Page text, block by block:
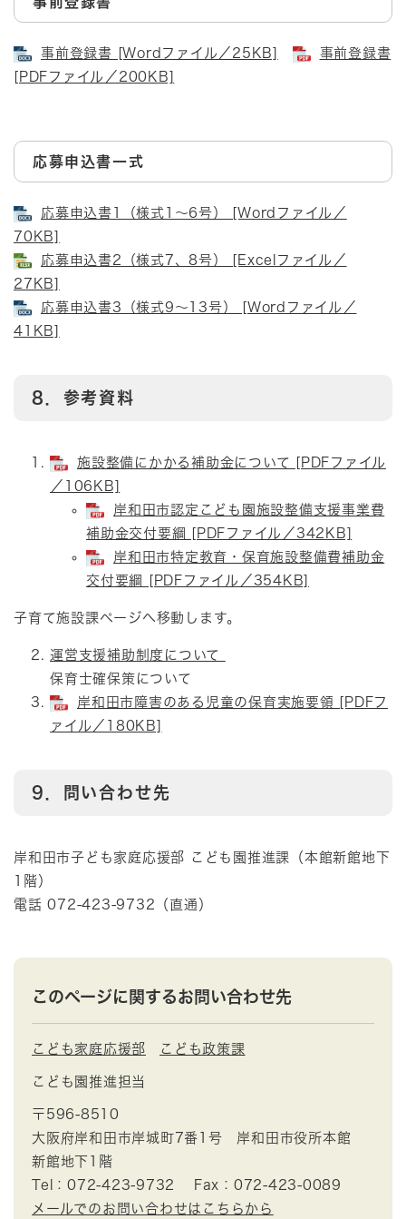
事前登録書 [Wordファイル／25KB]
事前登録書
[PDFファイル／200KB]
応募申込書一式
応募申込書1（様式1～6号） [Wordファイル／
70KB]
応募申込書2（様式7、8号） [Excelファイル／
27KB]
応募申込書3（様式9～13号） [Wordファイル／
41KB]
8．参考資料
施設整備にかかる補助金について [PDFファイル
／106KB]
岸和田市認定こども園施設整備支援事業費
補助金交付要綱 [PDFファイル／342KB]
岸和田市特定教育・保育施設整備費補助金
交付要綱 [PDFファイル／354KB]
子育て施設課ページへ移動します。
運営支援補助制度について
保育士確保策について
岸和田市障害のある児童の保育実施要領 [PDFフ
ァイル／180KB]
9．問い合わせ先
岸和田市子ども家庭応援部 こども園推進課（本館新館地下
1階）
電話 072-423-9732（直通）
このページに関するお問い合わせ先
こども家庭応援部 こども政策課
こども園推進担当
〒596-8510
大阪府岸和田市岸城町7番1号 岸和田市役所本館
新館地下1階
Tel：072-423-9732
Fax：072-423-0089
メールでのお問い合わせはこちらから